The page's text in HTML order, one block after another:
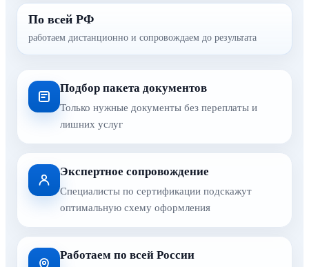
По всей РФ
работаем дистанционно и сопровождаем до результата
Подбор пакета документов
Только нужные документы без переплаты и
лишних услуг
Экспертное сопровождение
Специалисты по сертификации подскажут
оптимальную схему оформления
Работаем по всей России